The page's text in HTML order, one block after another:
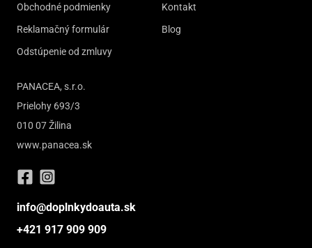
Obchodné podmienky
Reklamačný formulár
Odstúpenie od zmluvy
Kontakt
Blog
PANACEA, s.r.o.
Prielohy 693/3
010 07 Žilina
www.panacea.sk
info@doplnkydoauta.sk
+421 917 909 909